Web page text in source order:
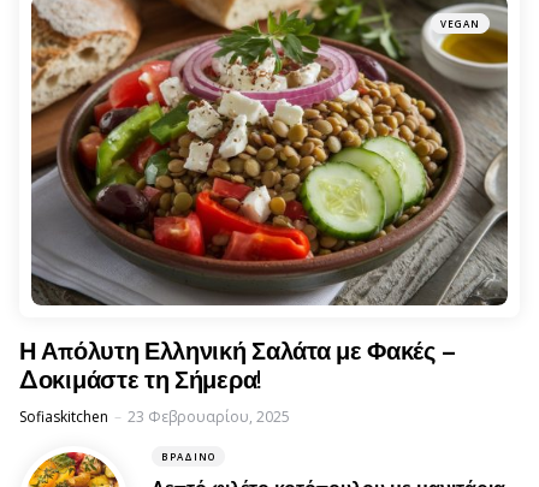
VEGAN
Η Απόλυτη Ελληνική Σαλάτα με Φακές –
Δοκιμάστε τη Σήμερα!
Posted
Sofiaskitchen 23 Φεβρουαρίου, 2025
ΒΡΑΔΙΝΌ